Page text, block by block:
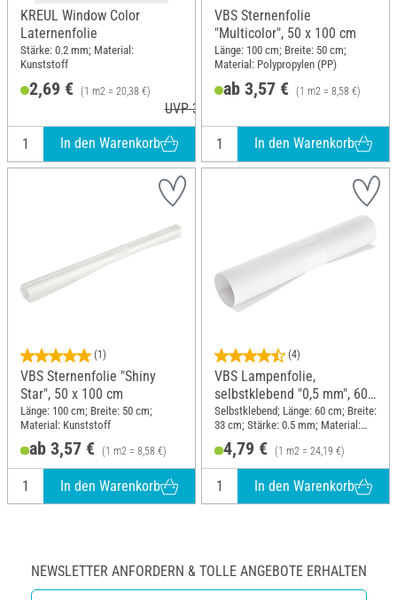
KREUL Window Color
Laternenfolie
Stärke: 0.2 mm; Material:
Kunststoff
2,69 € (1 m2 = 20,38 €)
UVP 3,19 €
In den Warenkorb
VBS Sternenfolie
"Multicolor", 50 x 100 cm
Länge: 100 cm; Breite: 50 cm;
Material: Polypropylen (PP)
ab 3,57 € (1 m2 = 8,58 €)
In den Warenkorb
(1)
VBS Sternenfolie "Shiny
Star", 50 x 100 cm
Länge: 100 cm; Breite: 50 cm;
Material: Kunststoff
ab 3,57 € (1 m2 = 8,58 €)
In den Warenkorb
(4)
VBS Lampenfolie,
selbstklebend "0,5 mm", 60
x 33 cm
Selbstklebend; Länge: 60 cm; Breite:
33 cm; Stärke: 0.5 mm; Material:
Kunststoff
4,79 € (1 m2 = 24,19 €)
In den Warenkorb
NEWSLETTER ANFORDERN & TOLLE ANGEBOTE ERHALTEN